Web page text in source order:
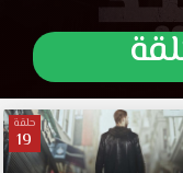
مدبلجة
قصة
مدبلجة
قصة
عشق
تويتر
مشاهدة
مباشرة
حلقة
19